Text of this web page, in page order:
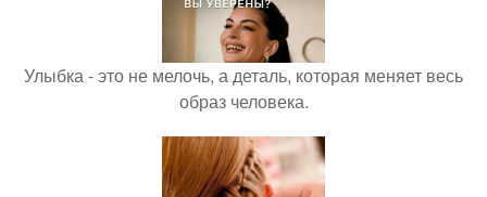
Улыбка - это не мелочь, а деталь, которая меняет весь
образ человека.